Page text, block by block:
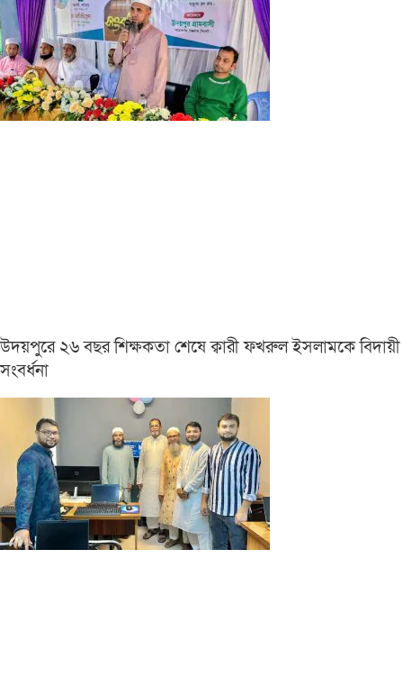
উদয়পুরে ২৬ বছর শিক্ষকতা শেষে ক্বারী ফখরুল ইসলামকে বিদায়ী
সংবর্ধনা